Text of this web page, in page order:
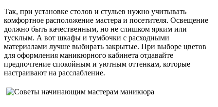
Так, при установке столов и стульев нужно учитывать
комфортное расположение мастера и посетителя. Освещение
должно быть качественным, но не слишком ярким или
тусклым. А вот шкафы и тумбочки с расходными
материалами лучше выбирать закрытые. При выборе цветов
для оформления маникюрного кабинета отдавайте
предпочтение спокойным и уютным оттенкам, которые
настраивают на расслабление.